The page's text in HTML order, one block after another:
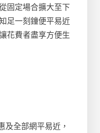
固定場合擴大至下
足一刻鐘便平易近
花費者盡享方便生
全部網平易近，